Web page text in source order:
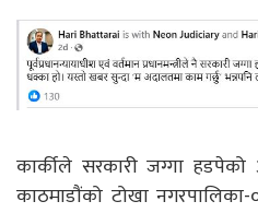
कार्कीले सरकारी जग्गा
काठमाडाैंको टोखा